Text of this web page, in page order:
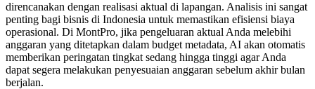
direncanakan dengan realisasi aktual di lapangan. Analisis ini sangat
penting bagi bisnis di Indonesia untuk memastikan efisiensi biaya
operasional. Di MontPro, jika pengeluaran aktual Anda melebihi
anggaran yang ditetapkan dalam budget metadata, AI akan otomatis
memberikan peringatan tingkat sedang hingga tinggi agar Anda
dapat segera melakukan penyesuaian anggaran sebelum akhir bulan
berjalan.